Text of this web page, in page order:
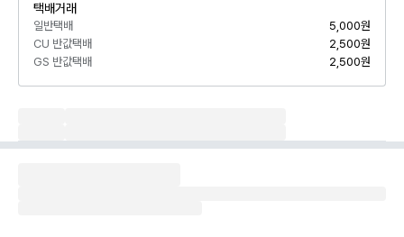
택배거래
일반택배
5,000원
CU 반값택배
2,500원
GS 반값택배
2,500원